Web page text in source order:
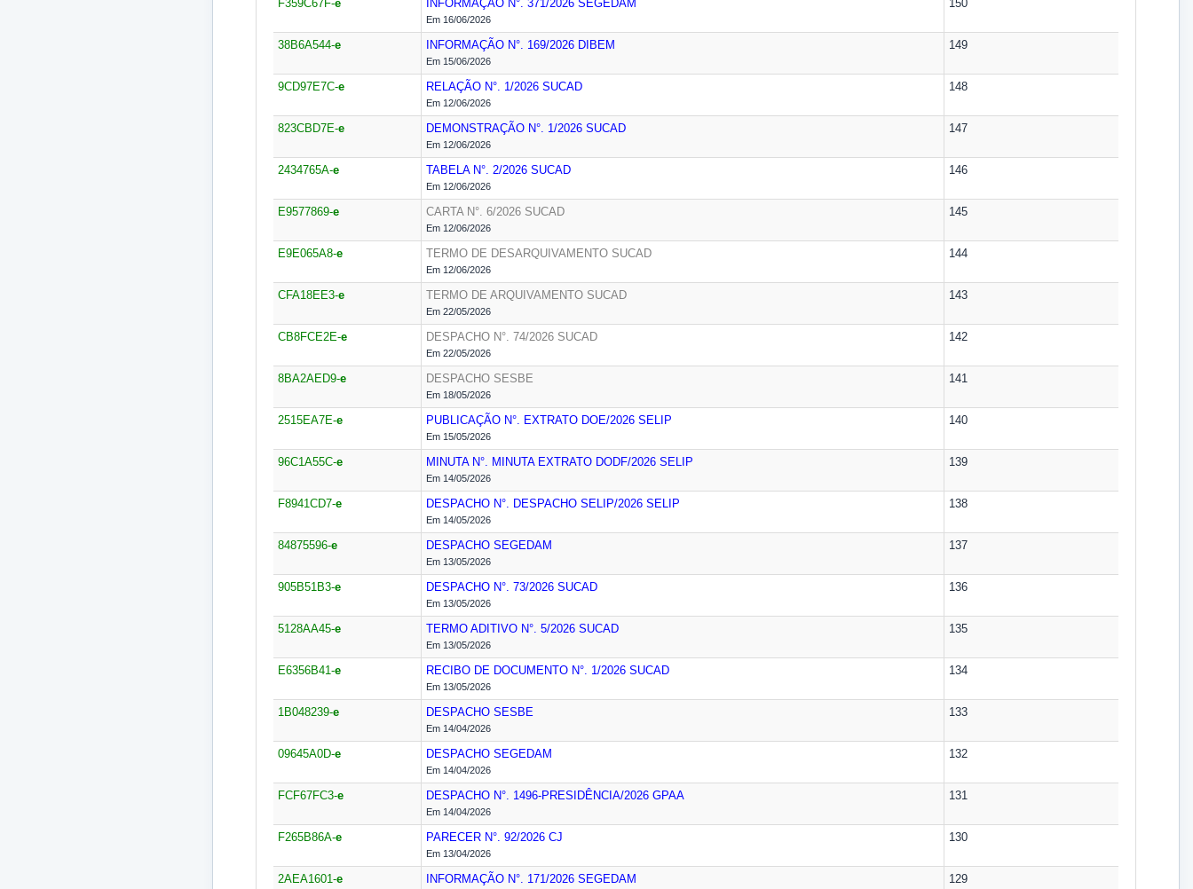
F359C67F-e INFORMAÇÃO N°. 371/2026 SEGEDAM
Em 16/06/2026
150
38B6A544-e INFORMAÇÃO N°. 169/2026 DIBEM
Em 15/06/2026
149
9CD97E7C-e RELAÇÃO N°. 1/2026 SUCAD
Em 12/06/2026
148
823CBD7E-e DEMONSTRAÇÃO N°. 1/2026 SUCAD
Em 12/06/2026
147
2434765A-e TABELA N°. 2/2026 SUCAD
Em 12/06/2026
146
E9577869-e CARTA N°. 6/2026 SUCAD
Em 12/06/2026
145
E9E065A8-e TERMO DE DESARQUIVAMENTO SUCAD
Em 12/06/2026
144
CFA18EE3-e TERMO DE ARQUIVAMENTO SUCAD
Em 22/05/2026
143
CB8FCE2E-e DESPACHO N°. 74/2026 SUCAD
Em 22/05/2026
142
8BA2AED9-e DESPACHO SESBE
Em 18/05/2026
141
2515EA7E-e PUBLICAÇÃO N°. EXTRATO DOE/2026 SELIP
Em 15/05/2026
140
96C1A55C-e MINUTA N°. MINUTA EXTRATO DODF/2026 SELIP
Em 14/05/2026
139
F8941CD7-e DESPACHO N°. DESPACHO SELIP/2026 SELIP
Em 14/05/2026
138
84875596-e DESPACHO SEGEDAM
Em 13/05/2026
137
905B51B3-e DESPACHO N°. 73/2026 SUCAD
Em 13/05/2026
136
5128AA45-e TERMO ADITIVO N°. 5/2026 SUCAD
Em 13/05/2026
135
E6356B41-e RECIBO DE DOCUMENTO N°. 1/2026 SUCAD
Em 13/05/2026
134
1B048239-e DESPACHO SESBE
Em 14/04/2026
133
09645A0D-e DESPACHO SEGEDAM
Em 14/04/2026
132
FCF67FC3-e DESPACHO N°. 1496-PRESIDÊNCIA/2026 GPAA
Em 14/04/2026
131
F265B86A-e PARECER N°. 92/2026 CJ
Em 13/04/2026
130
2AEA1601-e INFORMAÇÃO N°. 171/2026 SEGEDAM 129